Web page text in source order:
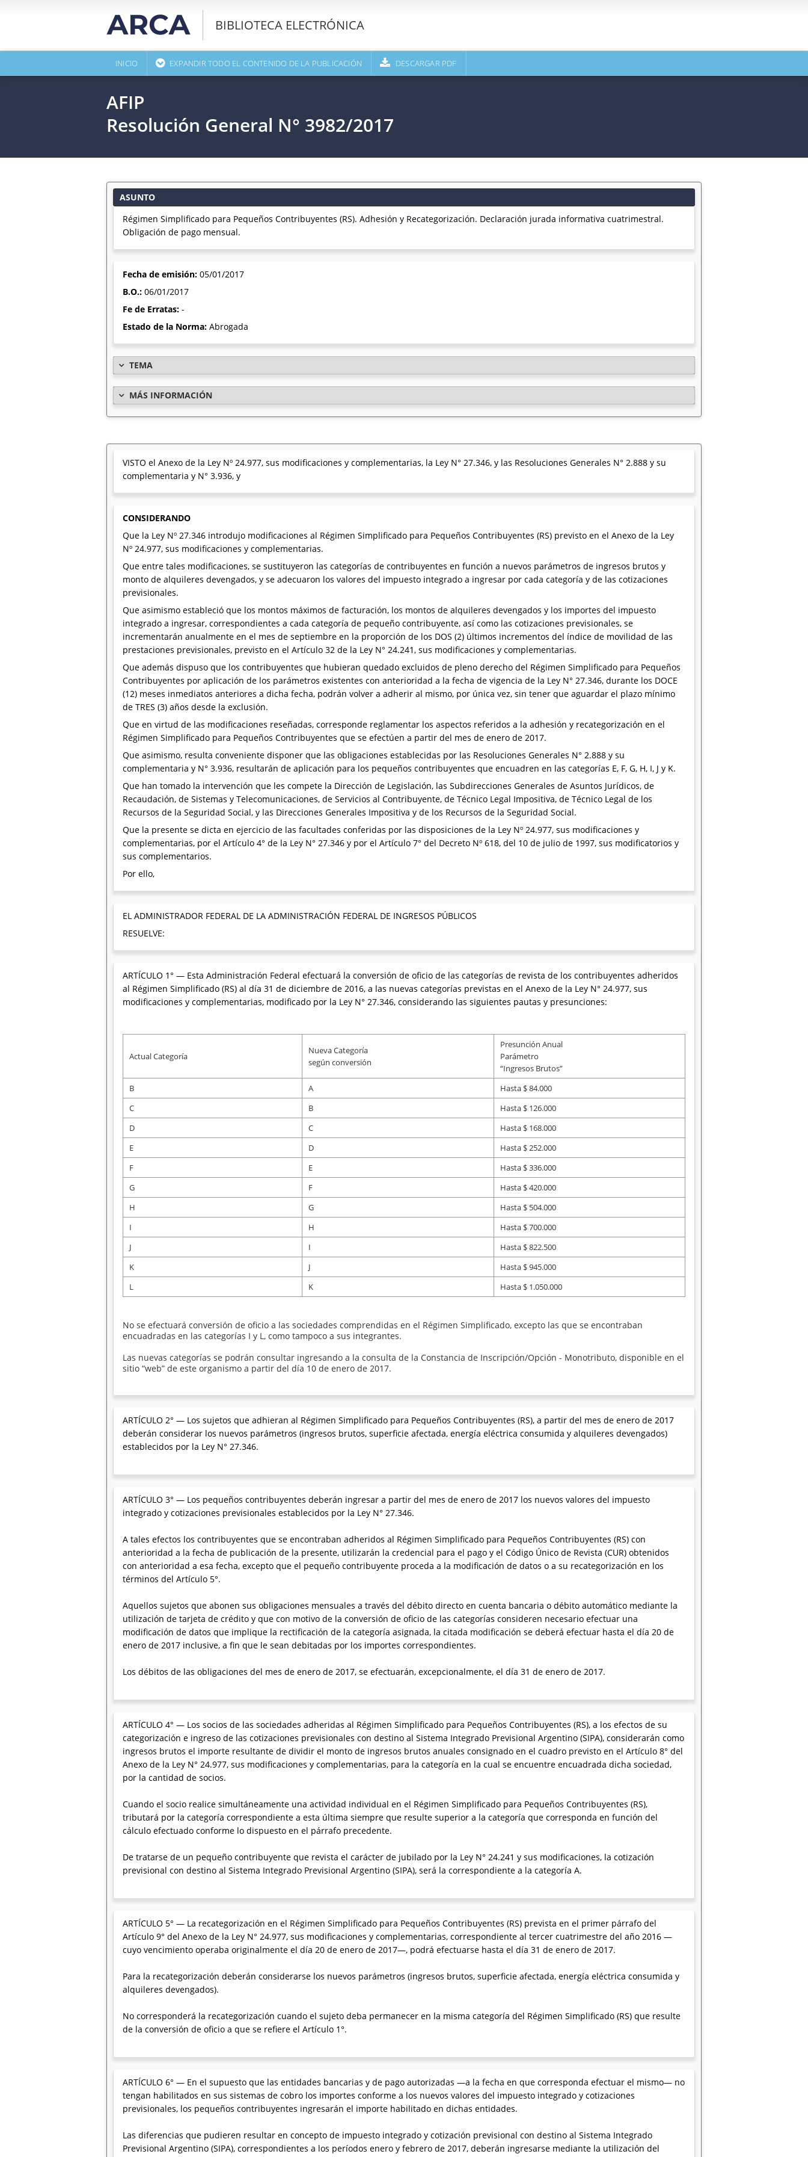
BIBLIOTECA ELECTRÓNICA
INICIO EXPANDIR TODO EL CONTENIDO DE LA PUBLICACIÓN DESCARGAR PDF
AFIP
Resolución General N° 3982/2017
ASUNTO
Régimen Simplificado para Pequeños Contribuyentes (RS). Adhesión y Recategorización. Declaración jurada informativa cuatrimestral.
Obligación de pago mensual.
Fecha de emisión: 05/01/2017
B.O.: 06/01/2017
Fe de Erratas: -
Estado de la Norma: Abrogada
TEMA
MÁS INFORMACIÓN
VISTO el Anexo de la Ley Nº 24.977, sus modificaciones y complementarias, la Ley N° 27.346, y las Resoluciones Generales N° 2.888 y su
complementaria y N° 3.936, y
CONSIDERANDO
Que la Ley Nº 27.346 introdujo modificaciones al Régimen Simplificado para Pequeños Contribuyentes (RS) previsto en el Anexo de la Ley
Nº 24.977, sus modificaciones y complementarias.
Que entre tales modificaciones, se sustituyeron las categorías de contribuyentes en función a nuevos parámetros de ingresos brutos y
monto de alquileres devengados, y se adecuaron los valores del impuesto integrado a ingresar por cada categoría y de las cotizaciones
previsionales.
Que asimismo estableció que los montos máximos de facturación, los montos de alquileres devengados y los importes del impuesto
integrado a ingresar, correspondientes a cada categoría de pequeño contribuyente, así como las cotizaciones previsionales, se
incrementarán anualmente en el mes de septiembre en la proporción de los DOS (2) últimos incrementos del índice de movilidad de las
prestaciones previsionales, previsto en el Artículo 32 de la Ley N° 24.241, sus modificaciones y complementarias.
Que además dispuso que los contribuyentes que hubieran quedado excluidos de pleno derecho del Régimen Simplificado para Pequeños
Contribuyentes por aplicación de los parámetros existentes con anterioridad a la fecha de vigencia de la Ley N° 27.346, durante los DOCE
(12) meses inmediatos anteriores a dicha fecha, podrán volver a adherir al mismo, por única vez, sin tener que aguardar el plazo mínimo
de TRES (3) años desde la exclusión.
Que en virtud de las modificaciones reseñadas, corresponde reglamentar los aspectos referidos a la adhesión y recategorización en el
Régimen Simplificado para Pequeños Contribuyentes que se efectúen a partir del mes de enero de 2017.
Que asimismo, resulta conveniente disponer que las obligaciones establecidas por las Resoluciones Generales N° 2.888 y su
complementaria y N° 3.936, resultarán de aplicación para los pequeños contribuyentes que encuadren en las categorías E, F, G, H, I, J y K.
Que han tomado la intervención que les compete la Dirección de Legislación, las Subdirecciones Generales de Asuntos Jurídicos, de
Recaudación, de Sistemas y Telecomunicaciones, de Servicios al Contribuyente, de Técnico Legal Impositiva, de Técnico Legal de los
Recursos de la Seguridad Social, y las Direcciones Generales Impositiva y de los Recursos de la Seguridad Social.
Que la presente se dicta en ejercicio de las facultades conferidas por las disposiciones de la Ley Nº 24.977, sus modificaciones y
complementarias, por el Artículo 4° de la Ley N° 27.346 y por el Artículo 7° del Decreto Nº 618, del 10 de julio de 1997, sus modificatorios y
sus complementarios.
Por ello,
EL ADMINISTRADOR FEDERAL DE LA ADMINISTRACIÓN FEDERAL DE INGRESOS PÚBLICOS
RESUELVE:
ARTÍCULO 1° — Esta Administración Federal efectuará la conversión de oficio de las categorías de revista de los contribuyentes adheridos
al Régimen Simplificado (RS) al día 31 de diciembre de 2016, a las nuevas categorías previstas en el Anexo de la Ley N° 24.977, sus
modificaciones y complementarias, modificado por la Ley N° 27.346, considerando las siguientes pautas y presunciones:
Actual Categoría
Nueva Categoría
según conversión
Presunción Anual
Parámetro
“Ingresos Brutos”
B
A
Hasta $ 84.000
C
B
Hasta $ 126.000
D
C
Hasta $ 168.000
E
D
Hasta $ 252.000
F
E
Hasta $ 336.000
G
F
Hasta $ 420.000
H
G
Hasta $ 504.000
I
H
Hasta $ 700.000
J
I
Hasta $ 822.500
K
J
Hasta $ 945.000
L
K Hasta $ 1.050.000
No se efectuará conversión de oficio a las sociedades comprendidas en el Régimen Simplificado, excepto las que se encontraban
encuadradas en las categorías I y L, como tampoco a sus integrantes.
Las nuevas categorías se podrán consultar ingresando a la consulta de la Constancia de Inscripción/Opción - Monotributo, disponible en el
sitio “web” de este organismo a partir del día 10 de enero de 2017.
ARTÍCULO 2° — Los sujetos que adhieran al Régimen Simplificado para Pequeños Contribuyentes (RS), a partir del mes de enero de 2017
deberán considerar los nuevos parámetros (ingresos brutos, superficie afectada, energía eléctrica consumida y alquileres devengados)
establecidos por la Ley N° 27.346.
ARTÍCULO 3° — Los pequeños contribuyentes deberán ingresar a partir del mes de enero de 2017 los nuevos valores del impuesto
integrado y cotizaciones previsionales establecidos por la Ley N° 27.346.
A tales efectos los contribuyentes que se encontraban adheridos al Régimen Simplificado para Pequeños Contribuyentes (RS) con
anterioridad a la fecha de publicación de la presente, utilizarán la credencial para el pago y el Código Único de Revista (CUR) obtenidos
con anterioridad a esa fecha, excepto que el pequeño contribuyente proceda a la modificación de datos o a su recategorización en los
términos del Artículo 5°.
Aquellos sujetos que abonen sus obligaciones mensuales a través del débito directo en cuenta bancaria o débito automático mediante la
utilización de tarjeta de crédito y que con motivo de la conversión de oficio de las categorías consideren necesario efectuar una
modificación de datos que implique la rectificación de la categoría asignada, la citada modificación se deberá efectuar hasta el día 20 de
enero de 2017 inclusive, a fin que le sean debitadas por los importes correspondientes.
Los débitos de las obligaciones del mes de enero de 2017, se efectuarán, excepcionalmente, el día 31 de enero de 2017.
ARTÍCULO 4° — Los socios de las sociedades adheridas al Régimen Simplificado para Pequeños Contribuyentes (RS), a los efectos de su
categorización e ingreso de las cotizaciones previsionales con destino al Sistema Integrado Previsional Argentino (SIPA), considerarán como
ingresos brutos el importe resultante de dividir el monto de ingresos brutos anuales consignado en el cuadro previsto en el Artículo 8° del
Anexo de la Ley N° 24.977, sus modificaciones y complementarias, para la categoría en la cual se encuentre encuadrada dicha sociedad,
por la cantidad de socios.
Cuando el socio realice simultáneamente una actividad individual en el Régimen Simplificado para Pequeños Contribuyentes (RS),
tributará por la categoría correspondiente a esta última siempre que resulte superior a la categoría que corresponda en función del
cálculo efectuado conforme lo dispuesto en el párrafo precedente.
De tratarse de un pequeño contribuyente que revista el carácter de jubilado por la Ley N° 24.241 y sus modificaciones, la cotización
previsional con destino al Sistema Integrado Previsional Argentino (SIPA), será la correspondiente a la categoría A.
ARTÍCULO 5° — La recategorización en el Régimen Simplificado para Pequeños Contribuyentes (RS) prevista en el primer párrafo del
Artículo 9° del Anexo de la Ley N° 24.977, sus modificaciones y complementarias, correspondiente al tercer cuatrimestre del año 2016 —
cuyo vencimiento operaba originalmente el día 20 de enero de 2017—, podrá efectuarse hasta el día 31 de enero de 2017.
Para la recategorización deberán considerarse los nuevos parámetros (ingresos brutos, superficie afectada, energía eléctrica consumida y
alquileres devengados).
No corresponderá la recategorización cuando el sujeto deba permanecer en la misma categoría del Régimen Simplificado (RS) que resulte
de la conversión de oficio a que se refiere el Artículo 1°.
ARTÍCULO 6° — En el supuesto que las entidades bancarias y de pago autorizadas —a la fecha en que corresponda efectuar el mismo— no
tengan habilitados en sus sistemas de cobro los importes conforme a los nuevos valores del impuesto integrado y cotizaciones
previsionales, los pequeños contribuyentes ingresarán el importe habilitado en dichas entidades.
Las diferencias que pudieren resultar en concepto de impuesto integrado y cotización previsional con destino al Sistema Integrado
Previsional Argentino (SIPA), correspondientes a los períodos enero y febrero de 2017, deberán ingresarse mediante la utilización del